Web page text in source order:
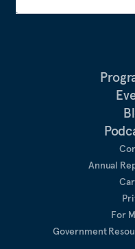
Annual
For
Government